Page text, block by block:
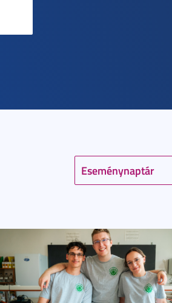
Eseménynaptár